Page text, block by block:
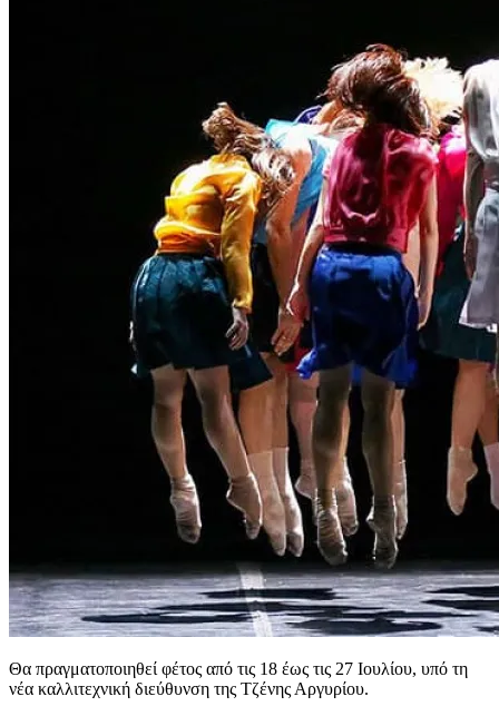
Θα πραγματοποιηθεί φέτος από τις 18 έως τις 27 Ιουλίου, υπό τη
νέα καλλιτεχνική διεύθυνση της Τζένης Αργυρίου.